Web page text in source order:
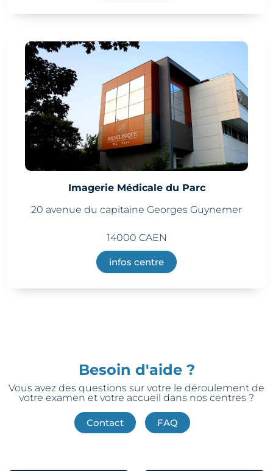
Imagerie Médicale du Parc
20 avenue du capitaine Georges Guynemer
14000 CAEN
infos centre
Besoin d'aide ?
Vous avez des questions sur votre le déroulement de
votre examen et votre accueil dans nos centres ?
Contact FAQ